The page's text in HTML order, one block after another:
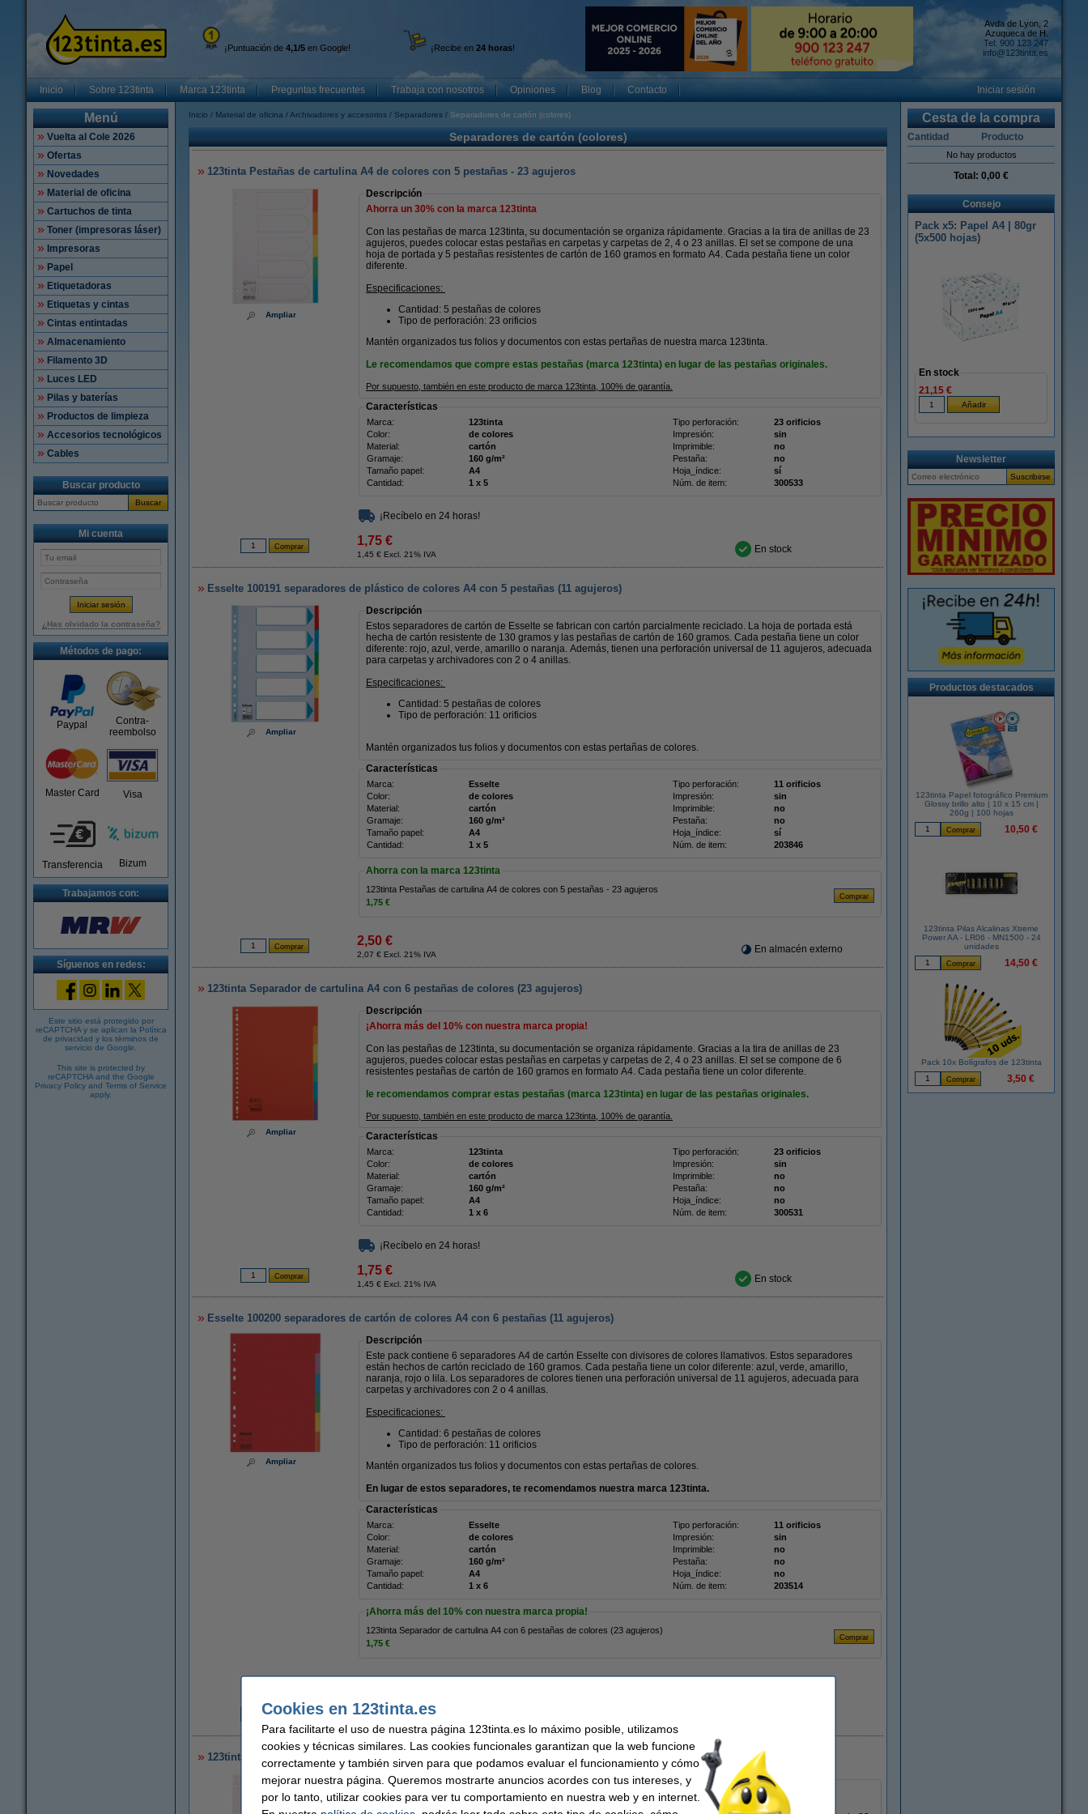
¡Puntuación de 4,1/5 en Google! ¡Recibe en 24 horas!
Avda de Lyon, 2
Azuqueca de H.
Tel: 900 123 247
info@123tinta.es
Inicio Sobre 123tinta Marca 123tinta Preguntas frecuentes Trabaja con nosotros Opiniones Blog Contacto Iniciar sesión
Menú
Vuelta al Cole 2026
Ofertas
Novedades
Material de oficina
Cartuchos de tinta
Toner (impresoras láser)
Impresoras
Papel
Etiquetadoras
Etiquetas y cintas
Cintas entintadas
Almacenamiento
Filamento 3D
Luces LED
Pilas y baterías
Productos de limpieza
Accesorios tecnológicos
Cables
Buscar producto
Buscar
Mi cuenta
¿Has olvidado la contraseña?
Métodos de pago:
Paypal
Contra-
reembolso
Master Card Visa
Transferencia Bizum
Trabajamos con:
Síguenos en redes:
Este sitio está protegido por
reCAPTCHA y se aplican la Política
de privacidad y los términos de
servicio de Google
This site is protected by
reCAPTCHA and the Google
Privacy Policy and Terms of Service
apply.
Inicio Material de oficina Archivadores y accesorios Separadores Separadores de cartón (colores)
Separadores de cartón (colores)
123tinta Pestañas de cartulina A4 de colores con 5 pestañas - 23 agujeros
Ampliar
Descripción
Ahorra un 30% con la marca 123tinta
Con las pestañas de marca 123tinta, su documentación se organiza rápidamente. Gracias a la tira de anillas de 23
agujeros, puedes colocar estas pestañas en carpetas y carpetas de 2, 4 o 23 anillas. El set se compone de una
hoja de portada y 5 pestañas resistentes de cartón de 160 gramos en formato A4. Cada pestaña tiene un color
diferente.
Especificaciones:
Cantidad: 5 pestañas de colores
Tipo de perforación: 23 orificios
Mantén organizados tus folios y documentos con estas pertañas de nuestra marca 123tinta.
Le recomendamos que compre estas pestañas (marca 123tinta) en lugar de las pestañas originales.
Por supuesto, también en este producto de marca 123tinta, 100% de garantía.
Características
Marca: 123tinta Tipo perforación:
23 orificios
Color:
de colores Impresión:
sin
Material:
cartón Imprimible:
no
Gramaje:
160 g/m² Pestaña:
no
Tamaño papel:
A4 Hoja_índice:
sí
Cantidad:
1 x 5 Núm. de item: 300533
¡Recíbelo en 24 horas!
1,75 €
1,45 € Excl. 21% IVA En stock
Esselte 100191 separadores de plástico de colores A4 con 5 pestañas (11 agujeros)
Ampliar
Descripción
Estos separadores de cartón de Esselte se fabrican con cartón parcialmente reciclado. La hoja de portada está
hecha de cartón resistente de 130 gramos y las pestañas de cartón de 160 gramos. Cada pestaña tiene un color
diferente: rojo, azul, verde, amarillo o naranja. Además, tienen una perforación universal de 11 agujeros, adecuada
para carpetas y archivadores con 2 o 4 anillas.
Especificaciones:
Cantidad: 5 pestañas de colores
Tipo de perforación: 11 orificios
Mantén organizados tus folios y documentos con estas pertañas de colores.
Características
Marca: Esselte Tipo perforación:
11 orificios
Color:
de colores Impresión:
sin
Material:
cartón Imprimible:
no
Gramaje:
160 g/m² Pestaña:
no
Tamaño papel:
A4 Hoja_índice:
sí
Cantidad:
1 x 5 Núm. de item: 203846
Ahorra con la marca 123tinta
123tinta Pestañas de cartulina A4 de colores con 5 pestañas - 23 agujeros
1,75 €
2,50 €
2,07 € Excl. 21% IVA En almacén externo
123tinta Separador de cartulina A4 con 6 pestañas de colores (23 agujeros)
Ampliar
Descripción
¡Ahorra más del 10% con nuestra marca propia!
Con las pestañas de 123tinta, su documentación se organiza rápidamente. Gracias a la tira de anillas de 23
agujeros, puedes colocar estas pestañas en carpetas y carpetas de 2, 4 o 23 anillas. El set se compone de 6
resistentes pestañas de cartón de 160 gramos en formato A4. Cada pestaña tiene un color diferente.
le recomendamos comprar estas pestañas (marca 123tinta) en lugar de las pestañas originales.
Por supuesto, también en este producto de marca 123tinta, 100% de garantía.
Características
Marca: 123tinta Tipo perforación:
23 orificios
Color:
de colores Impresión:
sin
Material:
cartón Imprimible:
no
Gramaje:
160 g/m² Pestaña:
no
Tamaño papel:
A4 Hoja_índice:
no
Cantidad:
1 x 6 Núm. de item: 300531
¡Recíbelo en 24 horas!
1,75 €
1,45 € Excl. 21% IVA En stock
Esselte 100200 separadores de cartón de colores A4 con 6 pestañas (11 agujeros)
Ampliar
Descripción
Este pack contiene 6 separadores A4 de cartón Esselte con divisores de colores llamativos. Estos separadores
están hechos de cartón reciclado de 160 gramos. Cada pestaña tiene un color diferente: azul, verde, amarillo,
naranja, rojo o lila. Los separadores de colores tienen una perforación universal de 11 agujeros, adecuada para
carpetas y archivadores con 2 o 4 anillas.
Especificaciones:
Cantidad: 6 pestañas de colores
Tipo de perforación: 11 orificios
Mantén organizados tus folios y documentos con estas pertañas de colores.
En lugar de estos separadores, te recomendamos nuestra marca 123tinta.
Características
Marca: Esselte Tipo perforación:
11 orificios
Color:
de colores Impresión:
sin
Material:
cartón Imprimible:
no
Gramaje:
160 g/m² Pestaña:
no
Tamaño papel:
A4 Hoja_índice:
no
Cantidad:
1 x 6 Núm. de item: 203514
¡Ahorra más del 10% con nuestra marca propia!
123tinta Separador de cartulina A4 con 6 pestañas de colores (23 agujeros)
1,75 €
1,95 €
123tinta Pestañas de cartulina A4 de colores con 10 pestañas (23 agujeros)
Descripción
¡Ahorra más del20% con nuestra marca propia!
Cesta de la compra
Cantidad Producto
No hay productos
Total: 0,00 €
Consejo
Pack x5: Papel A4 | 80gr
(5x500 hojas)
En stock
21,15 €
Newsletter
Productos destacados
123tinta Papel fotográfico Premium
Glossy brillo alto | 10 x 15 cm |
260g | 100 hojas
10,50 €
123tinta Pilas Alcalinas Xtreme
Power AA - LR06 - MN1500 - 24
unidades
14,50 €
Pack 10x Bolígrafos de 123tinta
3,50 €
Cookies en 123tinta.es
Para facilitarte el uso de nuestra página 123tinta.es lo máximo posible, utilizamos
cookies y técnicas similares. Las cookies funcionales garantizan que la web funcione
correctamente y también sirven para que podamos evaluar el funcionamiento y cómo
mejorar nuestra página. Queremos mostrarte anuncios acordes con tus intereses, y
por lo tanto, utilizar cookies para ver tu comportamiento en nuestra web y en internet.